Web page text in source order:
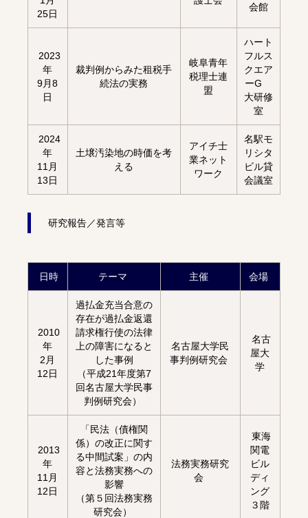
25日
会館
2023
年
9月8
日
裁判例からみた租税手
続法の実務
岐阜青年
税理士連
盟
ハート
フルス
クエア
ーG
大研修
室
2024
年
11月
13日
土壌汚染地の時価を考
える
アイチ士
業ネット
ワーク
名駅モ
リシタ
ビル貸
会議室
研究報告／発言等
日時 テーマ 主催 会場
2010
年
2月
12日
過払金充当合意の
存在が過払金返還
請求権行使の法律
上の障害になると
した事例
（平成21年度第7
回名古屋大学民事
判例研究会）
名古屋大学民
事判例研究会
名古
屋大
学
2013
年
11月
12日
「民法（債権関
係）の改正に関す
る中間試案」の内
容と法務実務への
影響
（第５回法務実務
研究会）
法務実務研究
会
東海
関電
ビル
ディ
ング
３階